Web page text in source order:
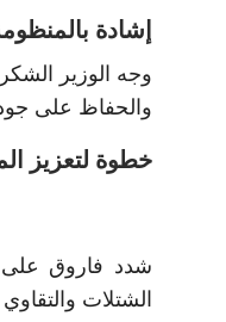
إشادة
وجه الوزير
والحفاظ على
خطوة لتعزيز
شدد فاروق على
الشتلات